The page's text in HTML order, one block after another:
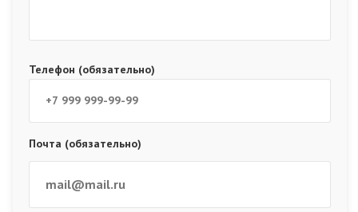
Телефон (обязательно)
Почта (обязательно)